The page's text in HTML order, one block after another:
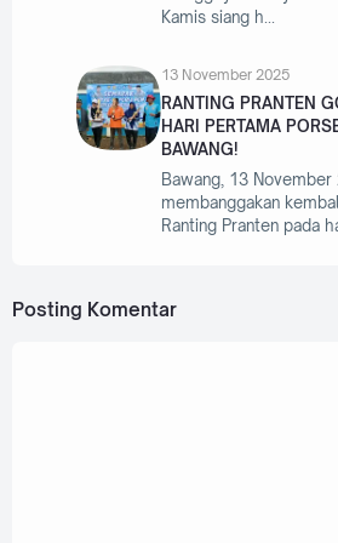
Kamis siang h
13 November 2025
RANTING PRANTEN
HARI PERTAMA
BAWANG!
Bawang, 13
membanggakan
Ranting Pranten pada
Posting Komentar